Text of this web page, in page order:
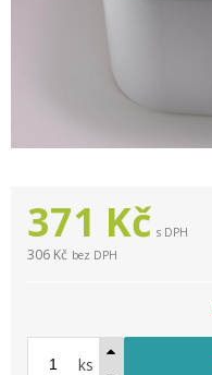
371 Kč s DPH
306 Kč bez DPH
ks